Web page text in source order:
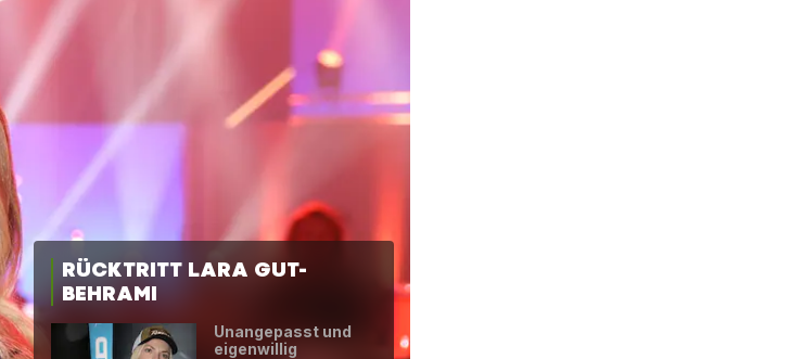
RÜCKTRITT LARA GUT-
BEHRAMI
Unangepasst und
eigenwillig